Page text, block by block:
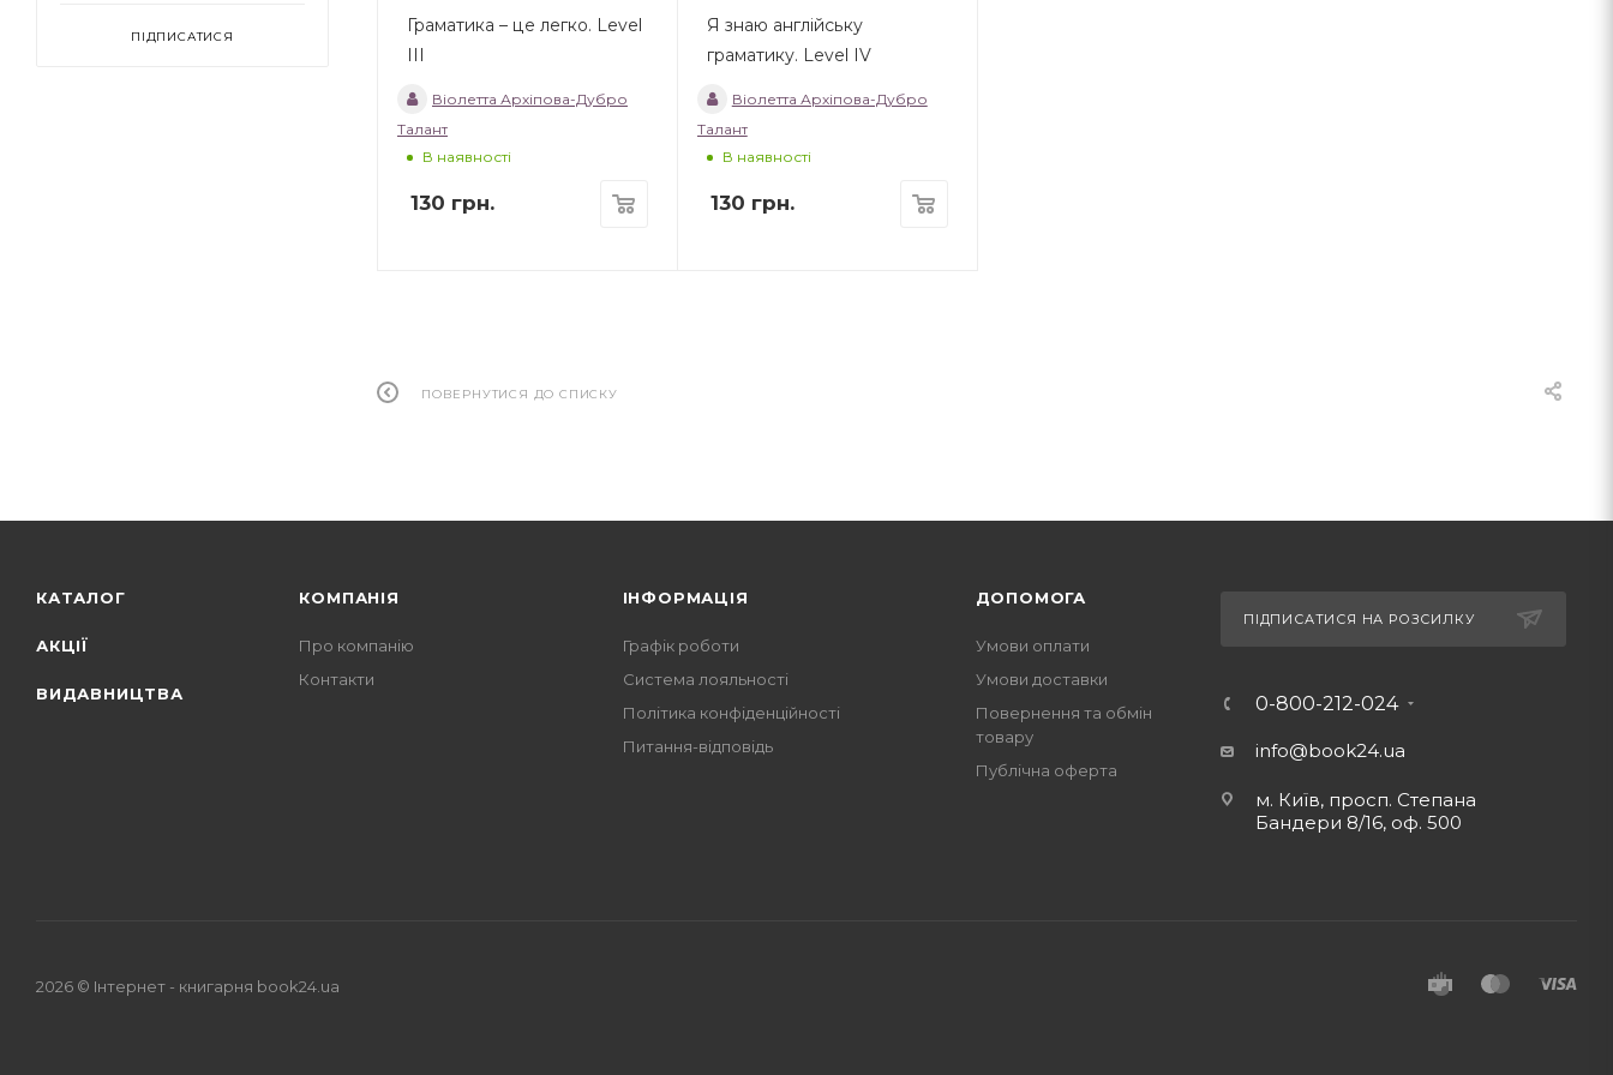
Граматика – це легко. Level
III
Віолетта Архіпова-Дубро
Талант
В наявності
130 грн.
Я знаю англійську
граматику. Level IV
Віолетта Архіпова-Дубро
Талант
В наявності
130 грн.
ПОВЕРНУТИСЯ ДО СПИСКУ
ПІДПИСАТИСЯ
КАТАЛОГ
АКЦІЇ
ВИДАВНИЦТВА
КОМПАНІЯ
Про компанію
Контакти
ІНФОРМАЦІЯ
Графік роботи
Система лояльності
Політика конфіденційності
Питання-відповідь
ДОПОМОГА
Умови оплати
Умови доставки
Повернення та обмін
товару
Публічна оферта
ПІДПИСАТИСЯ НА РОЗСИЛКУ
0-800-212-024
info@book24.ua
м. Київ, просп. Степана
Бандери 8/16, оф. 500
2026 © Iнтернет - книгарня book24.ua